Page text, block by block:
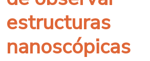
estructuras
nanoscópicas